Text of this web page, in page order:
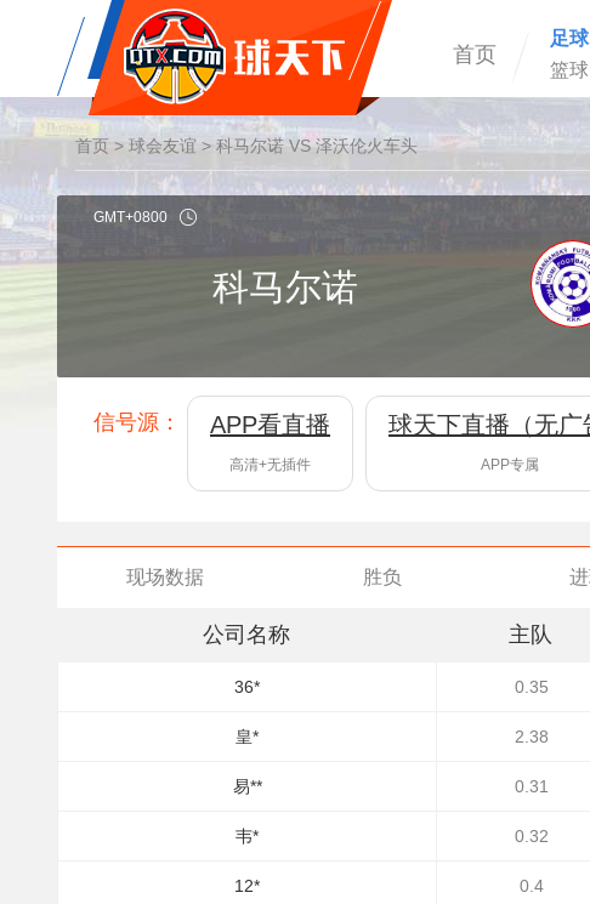
首页
足
篮
首页 > 球会友谊 > 科马尔诺 VS 泽沃伦火车头
GMT+0800
科马尔诺
信号源： APP看直播
高清+无插件
球天下直播（无广
APP专属
现场数据 胜负
公司名称 主队
36* 0.35
皇* 2.38
易** 0.31
韦* 0.32
12* 0.4